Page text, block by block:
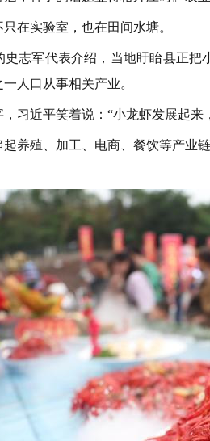
实验室，也在田间水塘。
军代表介绍，当地盱眙县正把
人口从事相关产业。
近平笑着说：“小龙虾发展起来
殖、加工、电商、餐饮等产业链